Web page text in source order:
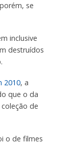
se
inclusive
destruídos
2010, a
que o da
de
o de filmes